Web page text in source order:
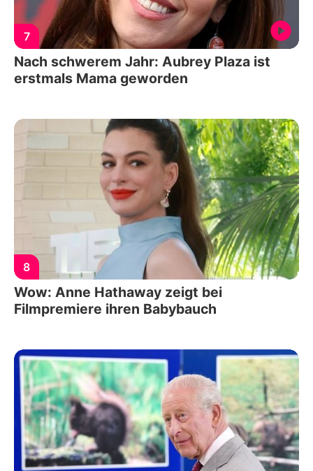
7
Nach schwerem Jahr: Aubrey Plaza ist
erstmals Mama geworden
8
Wow: Anne Hathaway zeigt bei
Filmpremiere ihren Babybauch